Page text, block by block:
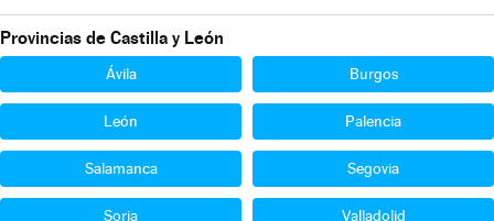
Provincias de Castilla y León
Ávila Burgos
León Palencia
Salamanca Segovia
Soria Valladolid